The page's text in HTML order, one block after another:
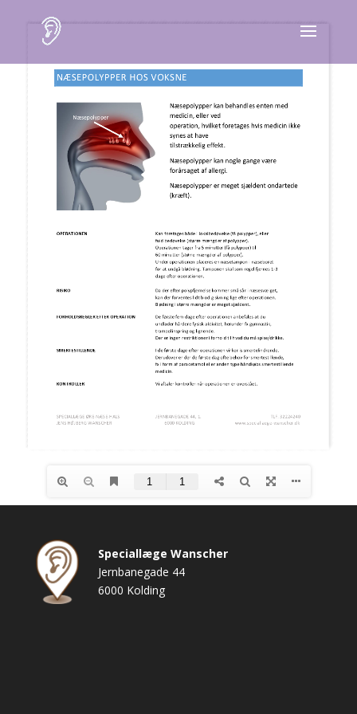
Speciallæge Wanscher
Jernbanegade 44
6000 Kolding